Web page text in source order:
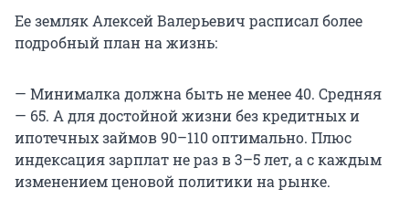
Ее земляк Алексей Валерьевич расписал более
подробный план на жизнь:
— Минималка должна быть не менее 40. Средняя
— 65. А для достойной жизни без кредитных и
ипотечных займов 90–110 оптимально. Плюс
индексация зарплат не раз в 3–5 лет, а с каждым
изменением ценовой политики на рынке.